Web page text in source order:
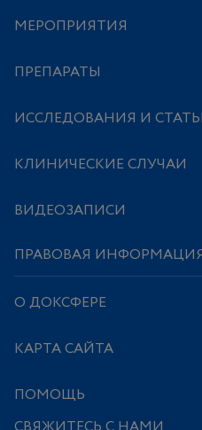
МЕРОПРИЯТИЯ
ПРЕПАРАТЫ
ИССЛЕДОВАНИЯ И
КЛИНИЧЕСКИЕ СЛУЧАИ
ВИДЕОЗАПИСИ
ПРАВОВАЯ
О ДОКСФЕРЕ
КАРТА САЙТА
ПОМОЩЬ